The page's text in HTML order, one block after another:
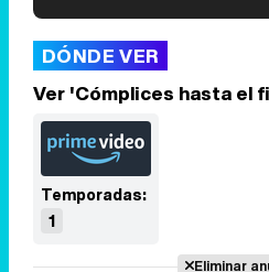
DÓNDE VER
Ver 'Cómplices hasta el
Temporadas:
1
Eliminar